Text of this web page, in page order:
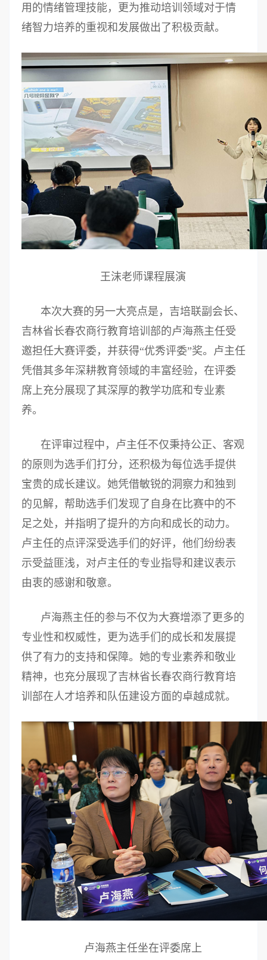
用的情绪管理技能，更为推动培训领域对于情
绪智力培养的重视和发展做出了积极贡献。
王沫老师课程展演
本次大赛的另一大亮点是，吉培联副会长、
吉林省长春农商行教育培训部的卢海燕主任受
邀担任大赛评委，并获得“优秀评委”奖。卢主任
凭借其多年深耕教育领域的丰富经验，在评委
席上充分展现了其深厚的教学功底和专业素
养。
在评审过程中，卢主任不仅秉持公正、客观
的原则为选手们打分，还积极为每位选手提供
宝贵的成长建议。她凭借敏锐的洞察力和独到
的见解，帮助选手们发现了自身在比赛中的不
足之处，并指明了提升的方向和成长的动力。
卢主任的点评深受选手们的好评，他们纷纷表
示受益匪浅，对卢主任的专业指导和建议表示
由衷的感谢和敬意。
卢海燕主任的参与不仅为大赛增添了更多的
专业性和权威性，更为选手们的成长和发展提
供了有力的支持和保障。她的专业素养和敬业
精神，也充分展现了吉林省长春农商行教育培
训部在人才培养和队伍建设方面的卓越成就。
卢海燕主任坐在评委席上